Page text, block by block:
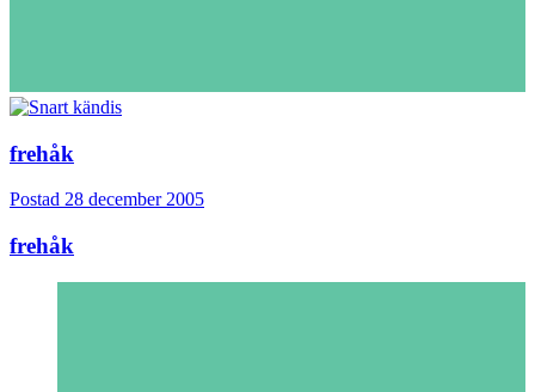
frehåk
Postad 28 december 2005
frehåk